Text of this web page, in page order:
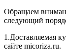
Обращаем
следующий
1.Доставляемая
сайте micoriza.ru.